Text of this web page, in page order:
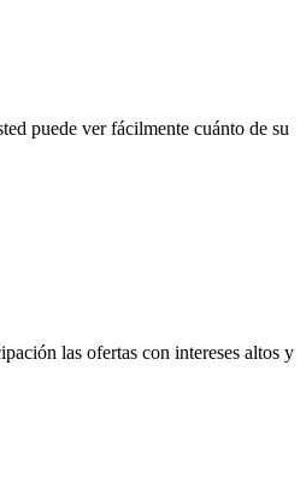
puede ver fácilmente cuánto de su
las ofertas con intereses altos y